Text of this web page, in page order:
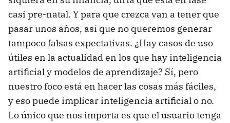
casi pre-natal. Y para que crezca van a tener que
pasar unos años, así que no queremos generar
tampoco falsas expectativas. ¿Hay casos de uso
útiles en la actualidad en los que hay inteligencia
artificial y modelos de aprendizaje? Sí, pero
nuestro foco está en hacer las cosas más fáciles,
y eso puede implicar inteligencia artificial o no.
Lo único que nos importa es que el usuario tenga